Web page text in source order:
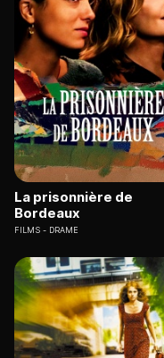
La prisonnière de
Bordeaux
FILMS DRAME